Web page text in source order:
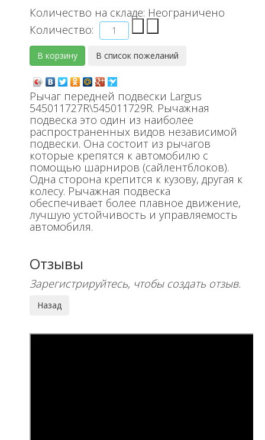
Количество на складе: Неограничено
Количество:
Рычаг передней подвески Largus
545011727R\545011729R. Рычажная
подвеска это один из наиболее
распространенных видов независимой
подвески. Она состоит из рычагов
которые крепятся к автомобилю с
помощью шарниров (сайлентблоков).
Одна сторона крепится к кузову, другая к
колесу. Рычажная подвеска
обеспечивает более плавное движение,
лучшую устойчивость и управляемость
автомобиля.
Отзывы
Зарегистрируйтесь, чтобы создать отзыв.